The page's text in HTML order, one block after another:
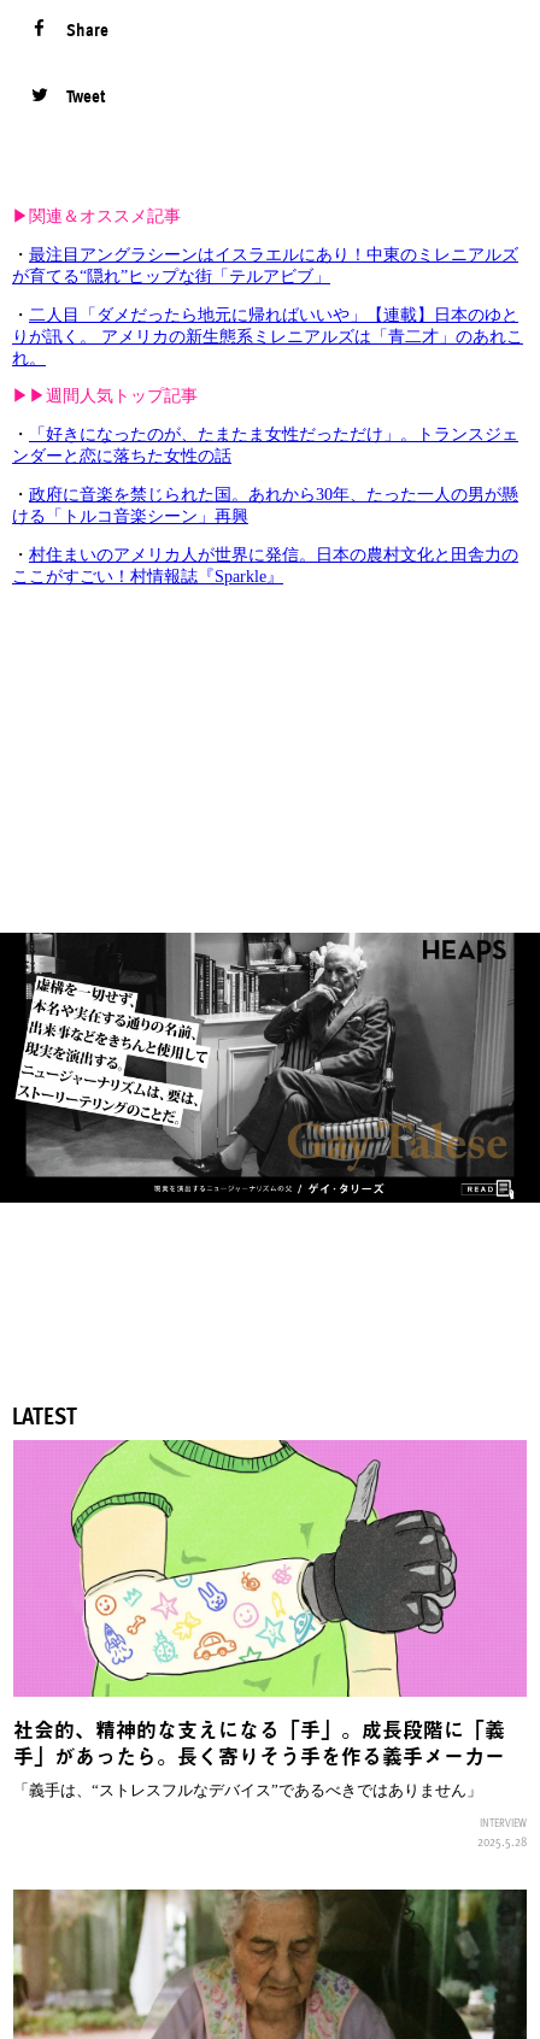
Share
Tweet
▶︎関連＆オススメ記事
・ 最注目アングラシーンはイスラエルにあり！中東のミレニアルズ
が育てる“隠れ”ヒップな街「テルアビブ」
・ 二人目「ダメだったら地元に帰ればいいや」【連載】日本のゆと
りが訊く。 アメリカの新生態系ミレニアルズは「青二才」のあれこ
れ。
▶︎▶︎週間人気トップ記事
・
「好きになったのが、たまたま女性だっただけ」。トランスジェ
ンダーと恋に落ちた女性の話
・ 政府に音楽を禁じられた国。あれから30年、たった一人の男が懸
ける「トルコ音楽シーン」再興
・ 村住まいのアメリカ人が世界に発信。日本の農村文化と田舎力の
ここがすごい！村情報誌『Sparkle』
LATEST
社会的、精神的な支えになる「手」。成長段階に「義
手」があったら。長く寄りそう手を作る義手メーカー
「義手は、“ストレスフルなデバイス”であるべきではありません」
INTERVIEW
2025.5.28